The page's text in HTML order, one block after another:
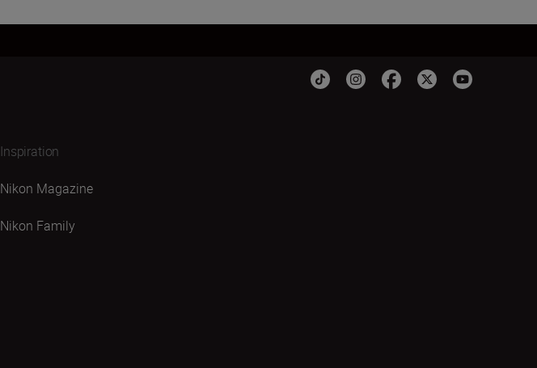
Inspiration
Nikon Magazine
Nikon Family